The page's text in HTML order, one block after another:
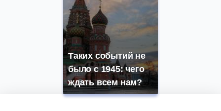
Таких событий не
было с 1945: чего
ждать всем нам?